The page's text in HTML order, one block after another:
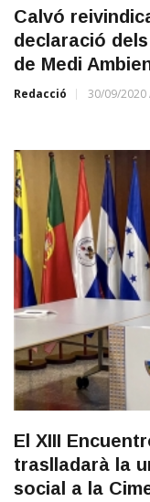
Calvó
declaració
de Medi
Redacció 30/09/2020
El XIII
traslladarà la
social a la